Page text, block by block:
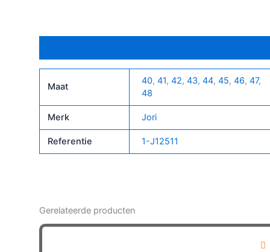
S1P
Maat
40, 41, 42, 43, 44, 45, 46, 47,
48
Merk Jori
Referentie 1-J12511
Gerelateerde producten